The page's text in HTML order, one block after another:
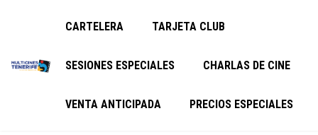
CARTELERA TARJETA CLUB
SESIONES ESPECIALES CHARLAS DE CINE
VENTA ANTICIPADA PRECIOS ESPECIALES